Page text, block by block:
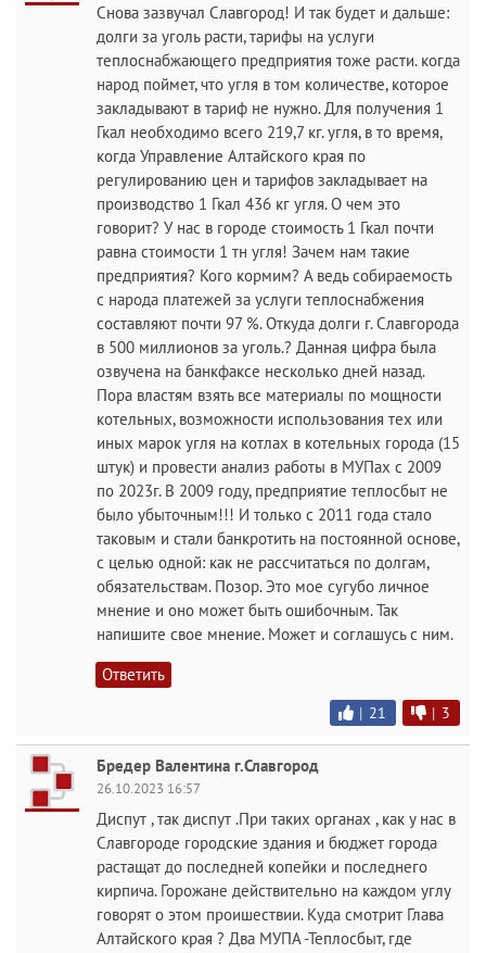
Снова зазвучал Славгород! И так будет и дальше:
долги за уголь расти, тарифы на услуги
теплоснабжающего предприятия тоже расти. когда
народ поймет, что угля в том количестве, которое
закладывают в тариф не нужно. Для получения 1
Гкал необходимо всего 219,7 кг. угля, в то время,
когда Управление Алтайского края по
регулированию цен и тарифов закладывает на
производство 1 Гкал 436 кг угля. О чем это
говорит? У нас в городе стоимость 1 Гкал почти
равна стоимости 1 тн угля! Зачем нам такие
предприятия? Кого кормим? А ведь собираемость
с народа платежей за услуги теплоснабжения
составляют почти 97 %. Откуда долги г. Славгорода
в 500 миллионов за уголь.? Данная цифра была
озвучена на банкфаксе несколько дней назад.
Пора властям взять все материалы по мощности
котельных, возможности использования тех или
иных марок угля на котлах в котельных города (15
штук) и провести анализ работы в МУПах с 2009
по 2023г. В 2009 году, предприятие теплосбыт не
было убыточным!!! И только с 2011 года стало
таковым и стали банкротить на постоянной основе,
с целью одной: как не рассчитаться по долгам,
обязательствам. Позор. Это мое сугубо личное
мнение и оно может быть ошибочным. Так
напишите свое мнение. Может и соглашусь с ним.
Ответить
| 21 | 3
Бредер Валентина г.Славгород
26.10.2023 16:57
Диспут , так диспут .При таких органах , как у нас в
Славгороде городские здания и бюджет города
растащат до последней копейки и последнего
кирпича. Горожане действительно на каждом углу
говорят о этом проишествии. Куда смотрит Глава
Алтайского края ? Два МУПА -Теплосбыт, где